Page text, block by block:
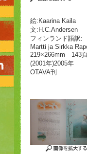
絵:Kaarina Kaila
文:H.C.Andersen
フィンランド語訳:
Martti ja Sirkka
219×266mm 143
(2001年)2005年
OTAVA刊